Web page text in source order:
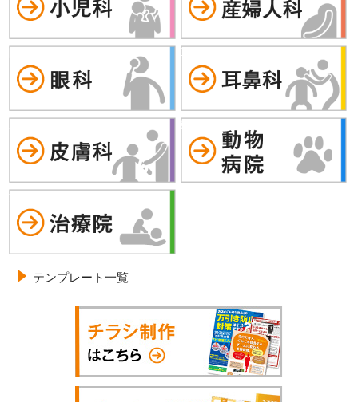
耳鼻科
動物病院
治療院
テンプレート一覧